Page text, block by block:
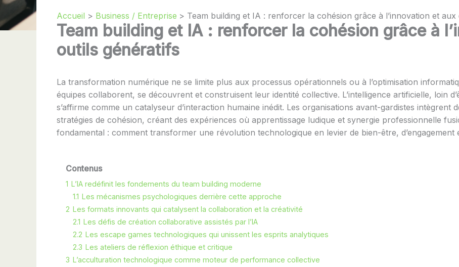
Accueil Business / Entreprise Team building et IA : renforcer la cohésion grâce à l’innovation et aux
Team building et IA : renforcer la cohésion grâce à
outils génératifs
La transformation numérique ne se limite plus aux processus opérationnels ou à l’optimisation
équipes collaborent, se découvrent et construisent leur identité collective. L’intelligence artificielle, loin
s’affirme comme un catalyseur d’interaction humaine inédit. Les organisations avant-gardistes intègrent
stratégies de cohésion, créant des expériences où apprentissage ludique et synergie professionnelle
fondamental : comment transformer une révolution technologique en levier de bien-être,
Contenus
1 L’IA redéfinit les fondements du team building moderne
1.1 Les mécanismes psychologiques derrière cette approche
2 Les formats innovants qui catalysent la collaboration et la créativité
2.1 Les défis de création collaborative assistés par l’IA
2.2 Les escape games technologiques qui unissent les esprits analytiques
2.3 Les ateliers de réflexion éthique et critique
3 L’acculturation technologique comme moteur de performance collective